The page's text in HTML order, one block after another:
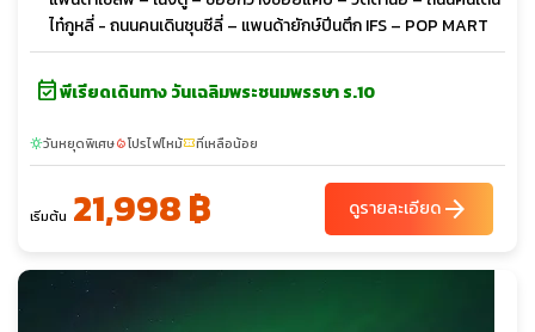
ไท๋กูหลี่ - ถนนคนเดินชุนซีลี่ – แพนด้ายักษ์ปีนตึก IFS – POP MART
event_availableพีเรียดเดินทาง วันเฉลิมพระชนมพรรษา ร.10
sunnyวันหยุดพิเศษlocal_fire_departmentโปรไฟไหม้confirmation_numberที่เหลือน้อย
เริ่มต้น 21,998 ฿ ดูรายละเอียดarrow_forward